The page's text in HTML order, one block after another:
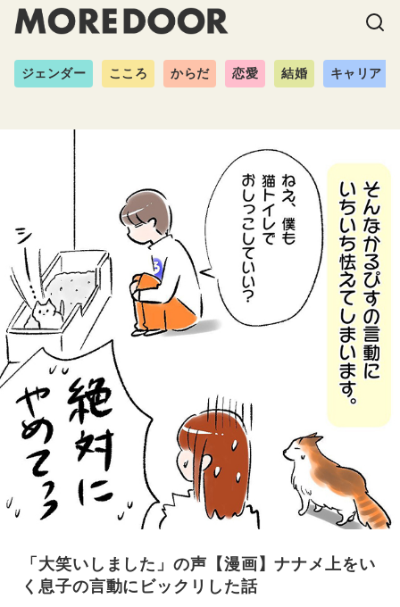
ジェンダー こころ からだ 恋愛 結婚 キャリア
「大笑いしました」の声【漫画】ナナメ上をい
く息子の言動にビックリした話